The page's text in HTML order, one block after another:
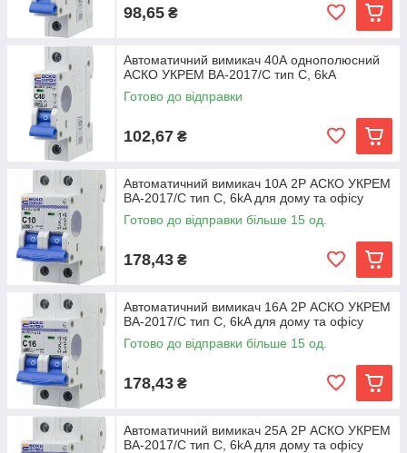
98,65 ₴
Автоматичний вимикач 40А однополюсний
АСКО УКРЕМ ВА-2017/С тип C, 6kA
Готово до відправки
102,67 ₴
Автоматичний вимикач 10А 2Р АСКО УКРЕМ
ВА-2017/С тип C, 6kA для дому та офісу
Готово до відправки більше 15 од.
178,43 ₴
Автоматичний вимикач 16А 2Р АСКО УКРЕМ
ВА-2017/С тип C, 6kA для дому та офісу
Готово до відправки більше 15 од.
178,43 ₴
Автоматичний вимикач 25А 2Р АСКО УКРЕМ
ВА-2017/С тип C, 6kA для дому та офісу